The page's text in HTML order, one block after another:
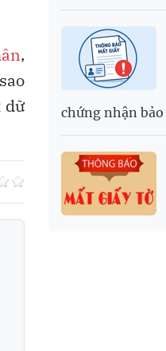
,
dữ
chứng nhận